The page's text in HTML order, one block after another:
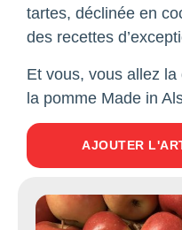
tartes, déclinée en
des recettes
Et vous, vous allez
la pomme Made in
AJOUTER